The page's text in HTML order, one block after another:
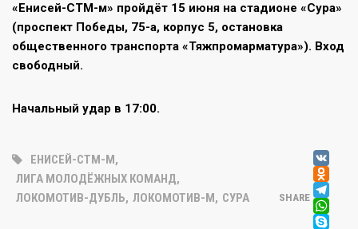
«Енисей-СТМ-м» пройдёт 15 июня на стадионе «Сура»
(проспект Победы, 75-а, корпус 5, остановка
общественного транспорта «Тяжпромарматура»). Вход
свободный.
Начальный удар в 17:00.
ЕНИСЕЙ-СТМ-М,
ЛИГА МОЛОДЁЖНЫХ КОМАНД,
ЛОКОМОТИВ-ДУБЛЬ, ЛОКОМОТИВ-М, СУРА SHARE